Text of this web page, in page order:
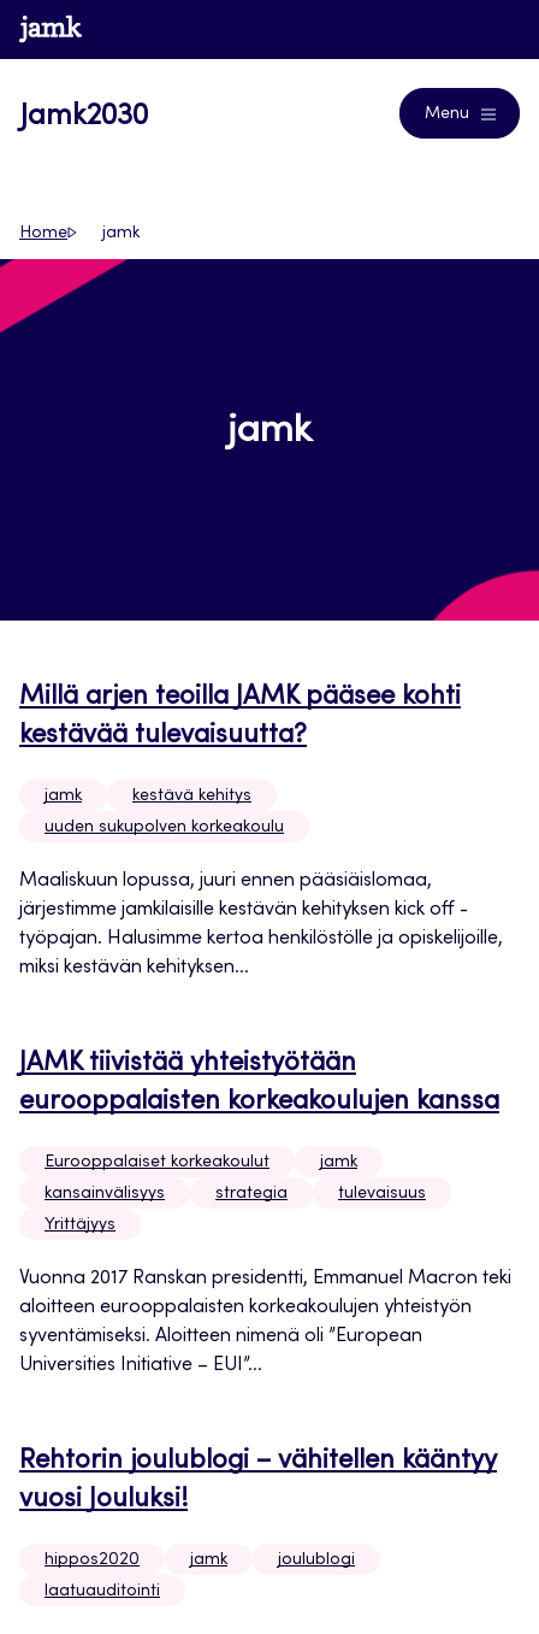
Siirry
suoraan
www.jamk.fi
Jamk2030 Menu
Home jamk
jamk
Millä arjen teoilla JAMK pääsee kohti
kestävää tulevaisuutta?
jamk
kestävä kehitys
uuden sukupolven korkeakoulu
Maaliskuun lopussa, juuri ennen pääsiäislomaa,
järjestimme jamkilaisille kestävän kehityksen kick off -
työpajan. Halusimme kertoa henkilöstölle ja opiskelijoille,
miksi kestävän kehityksen...
JAMK tiivistää yhteistyötään
eurooppalaisten korkeakoulujen kanssa
Eurooppalaiset korkeakoulut
jamk
kansainvälisyys
strategia
tulevaisuus
Yrittäjyys
Vuonna 2017 Ranskan presidentti, Emmanuel Macron teki
aloitteen eurooppalaisten korkeakoulujen yhteistyön
syventämiseksi. Aloitteen nimenä oli ”European
Universities Initiative – EUI”...
Rehtorin joulublogi – vähitellen kääntyy
vuosi Jouluksi!
hippos2020 jamk
joulublogi
laatuauditointi